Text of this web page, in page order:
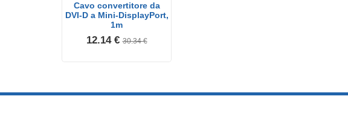
Cavo convertitore da
DVI-D a Mini-DisplayPort,
1m
12.14 € 30.34 €